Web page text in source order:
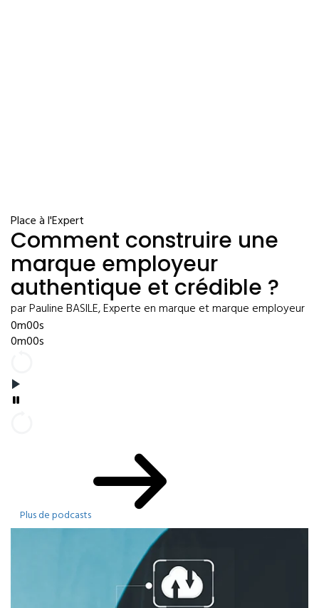
Place à l'Expert
Comment construire une
marque employeur
authentique et crédible ?
par Pauline BASILE, Experte en marque et marque employeur
0m00s
0m00s
Plus de podcasts